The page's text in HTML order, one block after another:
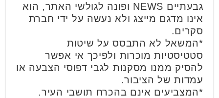
גבעתיים NEWS ופונה לגולשי האתר, הוא
אינו מדגם מייצג ולא נעשה על ידי חברת
סקרים.
*המשאל לא התבסס על שיטות
סטטיסטיות מוכרות ולפיכך אי אפשר
להסיק ממנו מסקנות לגבי דפוסי הצבעה או
עמדות של הציבור.
*המצביעים אינם בהכרח תושבי העיר.